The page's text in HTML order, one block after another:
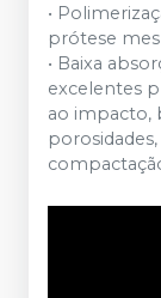
•
prótese
• Baixa
excelentes
ao impacto,